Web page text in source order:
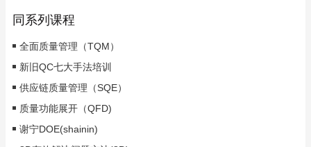
同系列课程
全面质量管理（TQM）
新旧QC七大手法培训
供应链质量管理（SQE）
质量功能展开（QFD)
谢宁DOE(shainin)